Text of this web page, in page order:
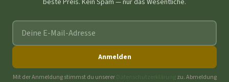
beste Preis. Kein Spam — nur das Wesentliche.
E-Mail-Adresse
Anmelden
Mit der Anmeldung stimmst du unserer
zu. Abmeldung